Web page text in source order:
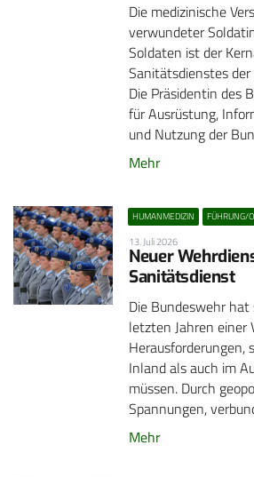
Die medizinische
verwundeter
Soldaten ist der
Sanitätsdienstes
Die Präsidentin des
für Ausrüstung,
und Nutzung der
Mehr
HUMANMEDIZIN FÜHRUNG/
13. Juli 2026
Neuer
Sanitätsdienst
Die Bundeswehr hat
letzten Jahren einer
Herausforderungen,
Inland als auch im
müssen. Durch
Spannungen,
Mehr